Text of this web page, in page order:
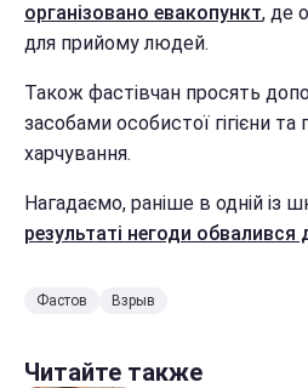
організовано евакопункт, де
для прийому людей.
Також фастівчан просять
засобами особистої гігієни
харчування.
Нагадаємо, раніше в одній із
результаті негоди обвалився
Фастов Взрыв
Читайте также